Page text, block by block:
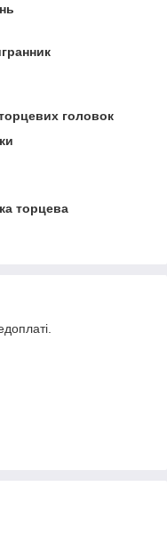
головок
торцева